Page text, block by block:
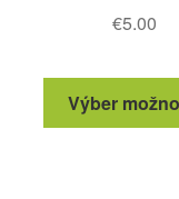
€5.00
Výber